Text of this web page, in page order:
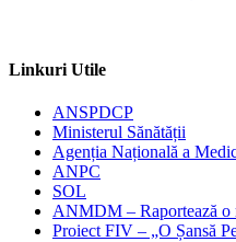
Linkuri Utile
ANSPDCP
Ministerul Sănătății
Agenția Națională a
ANPC
SOL
ANMDM – Raportează o
Proiect FIV – „O Șansă